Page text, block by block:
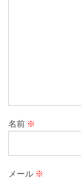
名前 ※
メール ※